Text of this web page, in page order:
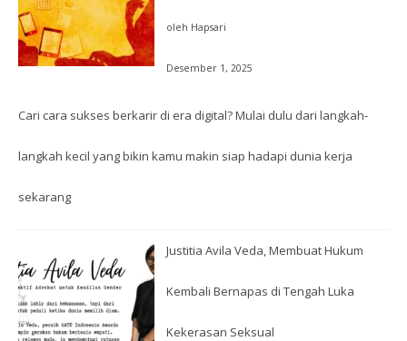
oleh Hapsari
Desember 1, 2025
Cari cara sukses berkarir di era digital? Mulai dulu dari langkah-
langkah kecil yang bikin kamu makin siap hadapi dunia kerja
sekarang
Justitia Avila Veda, Membuat Hukum
Kembali Bernapas di Tengah Luka
Kekerasan Seksual